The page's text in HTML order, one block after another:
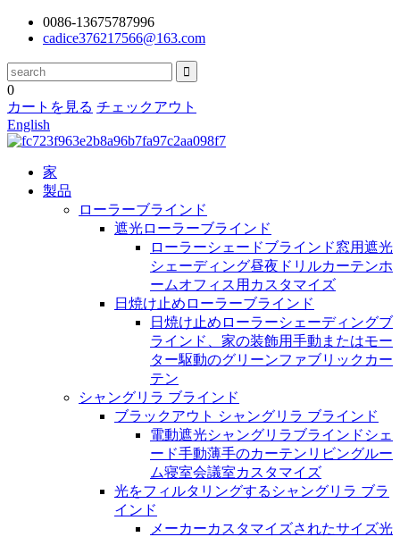
0086-13675787996
cadice376217566@163.com
0
カートを見る チェックアウト
English
家
製品
ローラーブラインド
遮光ローラーブラインド
ローラーシェードブラインド窓用遮光
シェーディング昼夜ドリルカーテンホ
ームオフィス用カスタマイズ
日焼け止めローラーブラインド
日焼け止めローラーシェーディングブ
ラインド、家の装飾用手動またはモー
ター駆動のグリーンファブリックカー
テン
シャングリラ ブラインド
ブラックアウト シャングリラ ブラインド
電動遮光シャングリラブラインドシェ
ード手動薄手のカーテンリビングルー
ム寝室会議室カスタマイズ
光をフィルタリングするシャングリラ ブラ
インド
メーカーカスタマイズされたサイズ光